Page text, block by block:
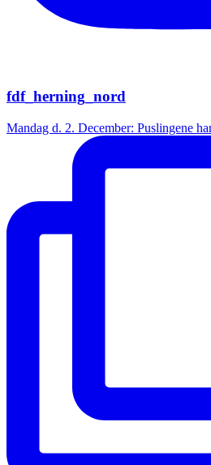
fdf_herning_nord
Mandag d. 2. December: Puslingene